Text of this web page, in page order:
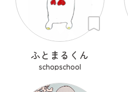
ふとまるくん
schopschool